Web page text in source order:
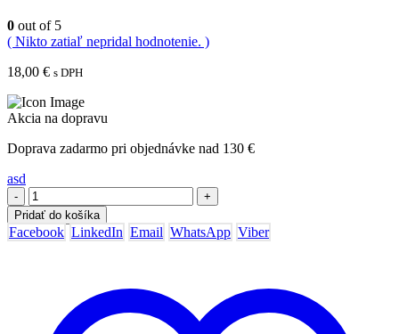
0 out of 5
( Nikto zatiaľ nepridal hodnotenie. )
18,00 € s DPH
Akcia na dopravu
Doprava zadarmo pri objednávke nad 130 €
asd
-
+
Pridať do košíka
Facebook LinkedIn Email WhatsApp Viber